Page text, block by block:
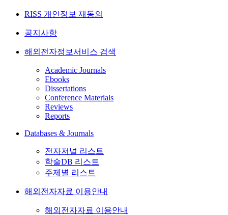
RISS 개인정보 재동의
공지사항
해외전자정보서비스 검색
Academic Journals
Ebooks
Dissertations
Conference Materials
Reviews
Reports
Databases & Journals
전자저널 리스트
학술DB 리스트
주제별 리스트
해외전자자료 이용안내
해외전자자료 이용안내